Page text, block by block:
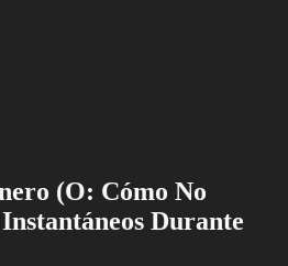
(O: Cómo No
Durante